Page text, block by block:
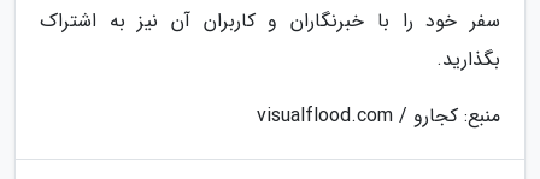
سفر خود را با خبرنگاران و کاربران آن نیز به اشتراک
بگذارید.
منبع: کجارو / visualflood.com